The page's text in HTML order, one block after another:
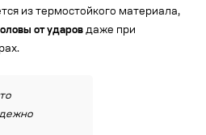
из термостойкого материала,
от ударов даже при